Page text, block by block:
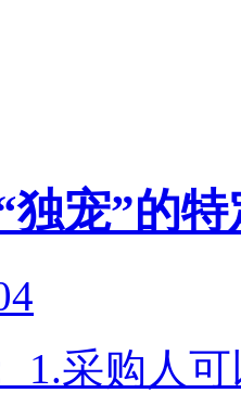
独宠”的
1.采购人